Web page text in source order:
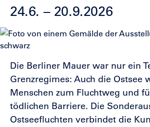
24.6. – 20.9.2026
Die Berliner Mauer war nur ein
Grenzregimes: Auch die Ostsee
Menschen zum Fluchtweg und
tödlichen Barriere. Die
Ostseefluchten verbindet die